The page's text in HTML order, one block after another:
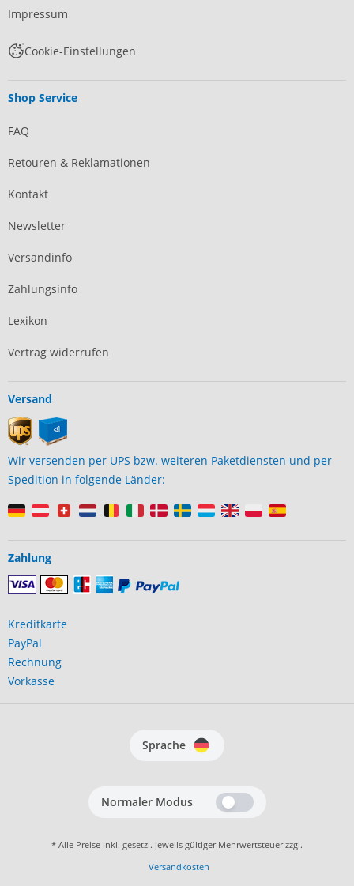
Impressum
Cookie-Einstellungen
Shop Service
FAQ
Retouren & Reklamationen
Kontakt
Newsletter
Versandinfo
Zahlungsinfo
Lexikon
Vertrag widerrufen
Versand
Wir versenden per UPS bzw. weiteren Paketdiensten und per
Spedition in folgende Länder:
Zahlung
Kreditkarte
PayPal
Rechnung
Vorkasse
Sprache
Normaler Modus
* Alle Preise inkl. gesetzl. jeweils gültiger Mehrwertsteuer zzgl.
Versandkosten